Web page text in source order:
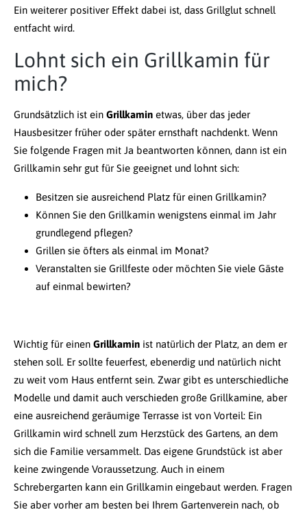
Ein weiterer positiver Effekt dabei ist, dass Grillglut schnell
entfacht wird.
Lohnt sich ein Grillkamin für
mich?
Grundsätzlich ist ein Grillkamin etwas, über das jeder
Hausbesitzer früher oder später ernsthaft nachdenkt. Wenn
Sie folgende Fragen mit Ja beantworten können, dann ist ein
Grillkamin sehr gut für Sie geeignet und lohnt sich:
Besitzen sie ausreichend Platz für einen Grillkamin?
Können Sie den Grillkamin wenigstens einmal im Jahr
grundlegend pflegen?
Grillen sie öfters als einmal im Monat?
Veranstalten sie Grillfeste oder möchten Sie viele Gäste
auf einmal bewirten?
Wichtig für einen Grillkamin ist natürlich der Platz, an dem er
stehen soll. Er sollte feuerfest, ebenerdig und natürlich nicht
zu weit vom Haus entfernt sein. Zwar gibt es unterschiedliche
Modelle und damit auch verschieden große Grillkamine, aber
eine ausreichend geräumige Terrasse ist von Vorteil: Ein
Grillkamin wird schnell zum Herzstück des Gartens, an dem
sich die Familie versammelt. Das eigene Grundstück ist aber
keine zwingende Voraussetzung. Auch in einem
Schrebergarten kann ein Grillkamin eingebaut werden. Fragen
Sie aber vorher am besten bei Ihrem Gartenverein nach, ob